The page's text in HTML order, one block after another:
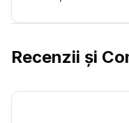
Recenzii și